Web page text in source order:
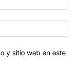
y sitio web en este